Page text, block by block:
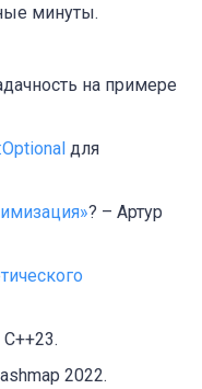
минуты.
на примере
для
? – Артур
C++23.
2022.